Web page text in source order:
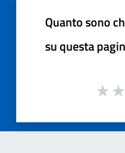
Quanto sono
su questa